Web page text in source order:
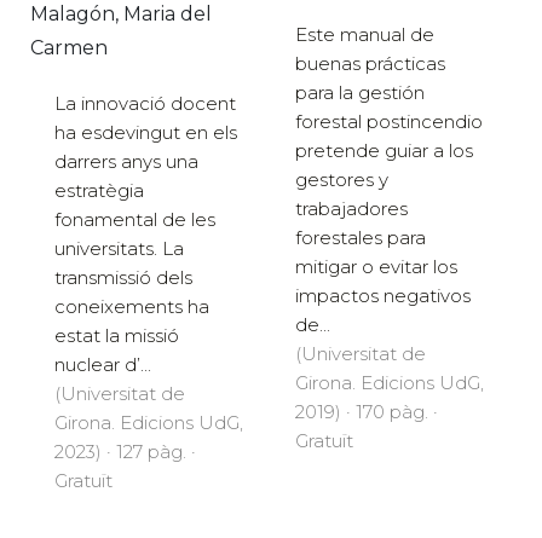
Malagón, Maria del
Carmen
La innovació docent
ha esdevingut en els
darrers anys una
estratègia
fonamental de les
universitats. La
transmissió dels
coneixements ha
estat la missió
nuclear d’...
(Universitat de
Girona. Edicions UdG,
2023) · 127 pàg. ·
Gratuït
Este manual de
buenas prácticas
para la gestión
forestal postincendio
pretende guiar a los
gestores y
trabajadores
forestales para
mitigar o evitar los
impactos negativos
de...
(Universitat de
Girona. Edicions UdG,
2019) · 170 pàg. ·
Gratuït